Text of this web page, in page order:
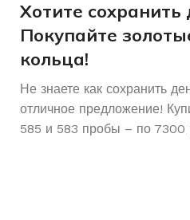
Хотите сохранить
Покупайте
кольца!
Не знаете как сохранить
отличное предложение!
585 и 583 пробы – по 7300